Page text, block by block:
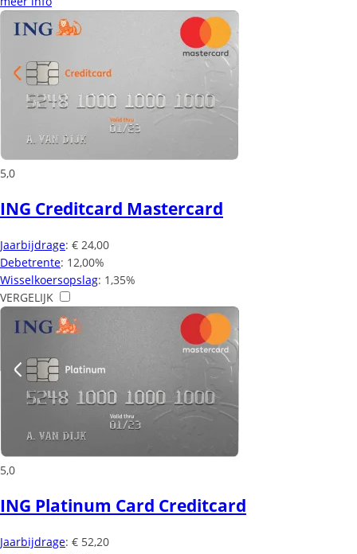
5,0
ING Creditcard Mastercard
Jaarbijdrage: € 24,00
Debetrente: 12,00%
Wisselkoersopslag: 1,35%
VERGELIJK
5,0
ING Platinum Card Creditcard
Jaarbijdrage: € 52,20